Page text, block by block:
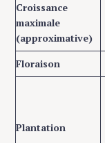
Croissance
maximale
(approximative)
Floraison
Plantation